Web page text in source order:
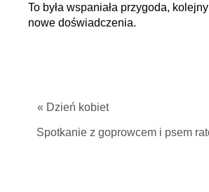
To była wspaniała przygoda,
nowe doświadczenia.
« Dzień kobiet
Spotkanie z goprowcem i psem